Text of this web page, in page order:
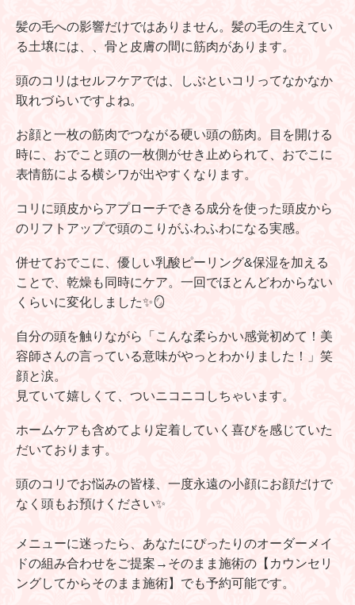
髪の毛への影響だけではありません。髪の毛の生えてい
る土壌には、、骨と皮膚の間に筋肉があります。
頭のコリはセルフケアでは、しぶといコリってなかなか
取れづらいですよね。
お顔と一枚の筋肉でつながる硬い頭の筋肉。目を開ける
時に、おでこと頭の一枚側がせき止められて、おでこに
表情筋による横シワが出やすくなります。
コリに頭皮からアプローチできる成分を使った頭皮から
のリフトアップで頭のこりがふわふわになる実感。
併せておでこに、優しい乳酸ピーリング&保湿を加える
ことで、乾燥も同時にケア。一回でほとんどわからない
くらいに変化しました✨🪞
自分の頭を触りながら「こんな柔らかい感覚初めて！美
容師さんの言っている意味がやっとわかりました！」笑
顔と涙。
見ていて嬉しくて、ついニコニコしちゃいます。
ホームケアも含めてより定着していく喜びを感じていた
だいております。
頭のコリでお悩みの皆様、一度永遠の小顔にお顔だけで
なく頭もお預けください✨
メニューに迷ったら、あなたにぴったりのオーダーメイ
ドの組み合わせをご提案→そのまま施術の【カウンセリ
ングしてからそのまま施術】でも予約可能です。